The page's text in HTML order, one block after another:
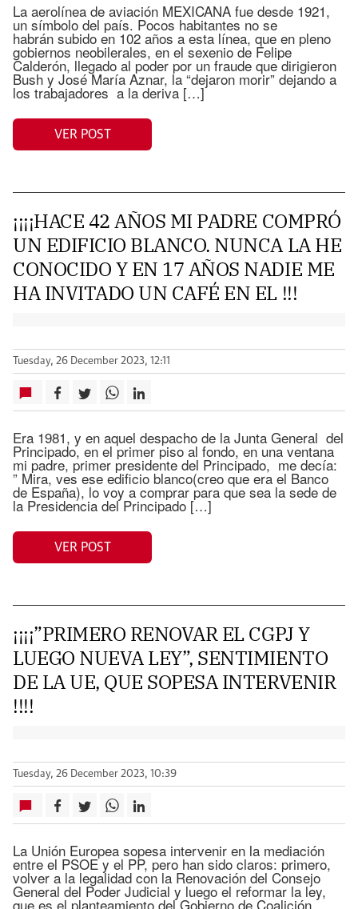
La aerolínea de aviación MEXICANA fue desde 1921,
un símbolo del país. Pocos habitantes no se
habrán subido en 102 años a esta línea, que en pleno
gobiernos neobilerales, en el sexenio de Felipe
Calderón, llegado al poder por un fraude que dirigieron
Bush y José María Aznar, la “dejaron morir” dejando a
los trabajadores a la deriva […]
VER POST
¡¡¡¡HACE 42 AÑOS MI PADRE COMPRÓ
UN EDIFICIO BLANCO. NUNCA LA HE
CONOCIDO Y EN 17 AÑOS NADIE ME
HA INVITADO UN CAFÉ EN EL !!!
Tuesday, 26 December 2023, 12:11
Era 1981, y en aquel despacho de la Junta General del
Principado, en el primer piso al fondo, en una ventana
mi padre, primer presidente del Principado, me decía:
” Mira, ves ese edificio blanco(creo que era el Banco
de España), lo voy a comprar para que sea la sede de
la Presidencia del Principado […]
VER POST
¡¡¡¡”PRIMERO RENOVAR EL CGPJ Y
LUEGO NUEVA LEY”, SENTIMIENTO
DE LA UE, QUE SOPESA INTERVENIR
!!!!
Tuesday, 26 December 2023, 10:39
La Unión Europea sopesa intervenir en la mediación
entre el PSOE y el PP, pero han sido claros: primero,
volver a la legalidad con la Renovación del Consejo
General del Poder Judicial y luego el reformar la ley,
que es el planteamiento del Gobierno de Coalición.